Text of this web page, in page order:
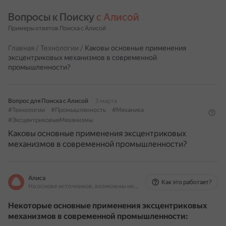
Вопросы к Поиску с Алисой
Примеры ответов Поиска с Алисой
Главная / Технологии / Каковы основные применения
эксцентриковых механизмов в современной
промышленности?
Вопрос для Поиска с Алисой
3 марта
#Технологии
#Промышленность
#Механика
#ЭксцентриковыеМеханизмы
Каковы основные применения эксцентриковых
механизмов в современной промышленности?
Алиса
На основе источников, возможны неточности
Как это работает?
Некоторые основные применения эксцентриковых
механизмов в современной промышленности: